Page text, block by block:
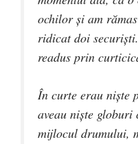
ochilor şi am
ridicat doi
readus prin
În curte erau nişte
aveau nişte
mijlocul drumului,